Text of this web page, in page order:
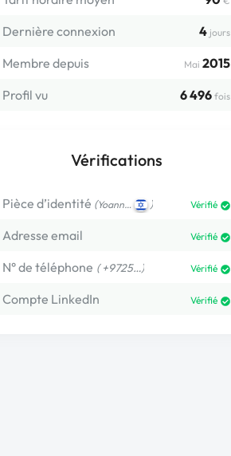
Dernière connexion 4 jours
Membre depuis Mai 2015
Profil vu
6 496 fois
Vérifications
Pièce d’identité (Yoann… ) Vérifié
Adresse email Vérifié
N° de téléphone ( +9725…) Vérifié
Compte LinkedIn Vérifié